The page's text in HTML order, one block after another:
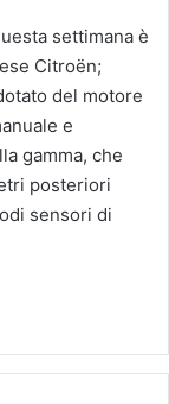
settimana è
Citroën;
del motore
e
gamma, che
posteriori
sensori di